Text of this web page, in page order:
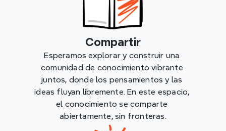
Compartir
Esperamos explorar y construir una
comunidad de conocimiento vibrante
juntos, donde los pensamientos y las
ideas fluyan libremente. En este espacio,
el conocimiento se comparte
abiertamente, sin fronteras.